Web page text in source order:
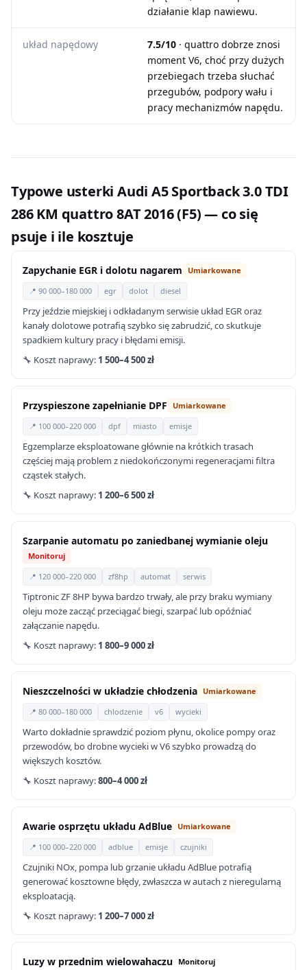
działanie klap nawiewu.
układ napędowy 7.5/10 · quattro dobrze znosi
moment V6, choć przy dużych
przebiegach trzeba słuchać
przegubów, podpory wału i
pracy mechanizmów napędu.
Typowe usterki Audi A5 Sportback 3.0 TDI
286 KM quattro 8AT 2016 (F5) — co się
psuje i ile kosztuje
Zapychanie EGR i dolotu nagarem Umiarkowane
📍 90 000–180 000 egr dolot diesel
Przy jeździe miejskiej i odkładanym serwisie układ EGR oraz
kanały dolotowe potrafią szybko się zabrudzić, co skutkuje
spadkiem kultury pracy i błędami emisji.
🔧 Koszt naprawy: 1 500–4 500 zł
Przyspieszone zapełnianie DPF Umiarkowane
📍 100 000–220 000 dpf miasto emisje
Egzemplarze eksploatowane głównie na krótkich trasach
częściej mają problem z niedokończonymi regeneracjami filtra
cząstek stałych.
🔧 Koszt naprawy: 1 200–6 500 zł
Szarpanie automatu po zaniedbanej wymianie oleju
Monitoruj
📍 120 000–220 000
zf8hp automat serwis
Tiptronic ZF 8HP bywa bardzo trwały, ale przy braku wymiany
oleju może zacząć przeciągać biegi, szarpać lub opóźniać
załączanie napędu.
🔧 Koszt naprawy: 1 800–9 000 zł
Nieszczelności w układzie chłodzenia Umiarkowane
📍 80 000–180 000 chlodzenie v6 wycieki
Warto dokładnie sprawdzić poziom płynu, okolice pompy oraz
przewodów, bo drobne wycieki w V6 szybko prowadzą do
większych kosztów.
🔧 Koszt naprawy:800–4 000 zł
Awarie osprzętu układu AdBlue Umiarkowane
📍 100 000–220 000 adblue emisje czujniki
Czujniki NOx, pompa lub grzanie układu AdBlue potrafią
generować kosztowne błędy, zwłaszcza w autach z nieregularną
eksploatacją.
🔧 Koszt naprawy: 1 200–7 000 zł
Luzy w przednim wielowahaczu Monitoruj